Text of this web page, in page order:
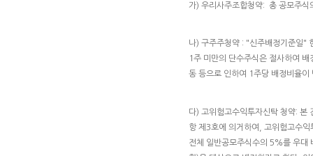
가) 우리사주조합청약: 총 공모주
나) 구주주청약 : "신주배정기준일"
1주 미만의 단수주식은 절사하여
동 등으로 인하여 1주당 배정비율이
다) 고위험고수익투자신탁 청약: 본
항 제3호에 의거하여, 고위험고수
전체 일반공모주식수의 5%를 우대